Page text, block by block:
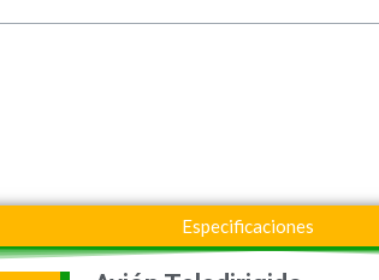
Especificaciones